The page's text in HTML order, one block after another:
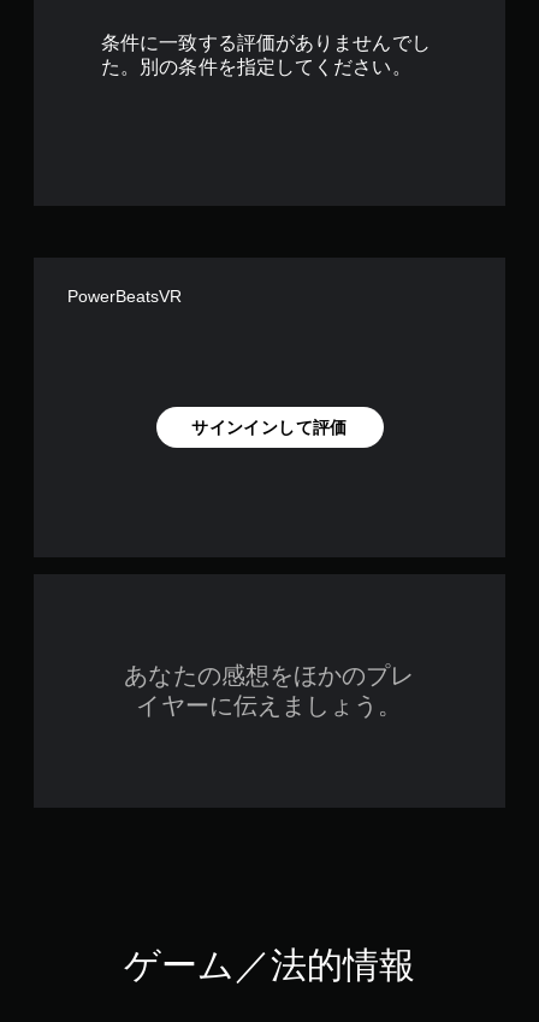
条件に一致する評価がありませんでし
た。別の条件を指定してください。
PowerBeatsVR
サインインして評価
あなたの感想をほかのプレ
イヤーに伝えましょう。
ゲーム／法的情報